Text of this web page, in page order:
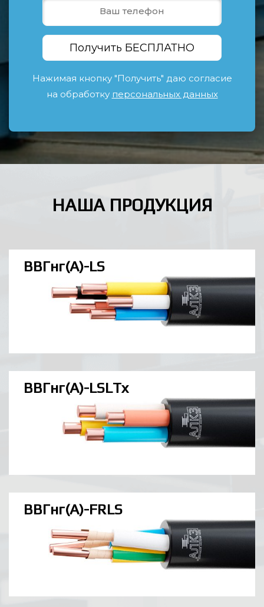
Нажимая кнопку "Получить" даю согласие
на обработку персональных данных
НАША ПРОДУКЦИЯ